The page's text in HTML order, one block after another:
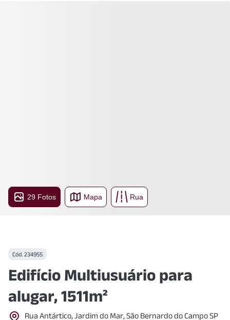
29 Fotos Mapa Rua
Cód. 234955
Edifício Multiusuário para
alugar, 1511m²
Rua Antártico, Jardim do Mar, São Bernardo do Campo SP